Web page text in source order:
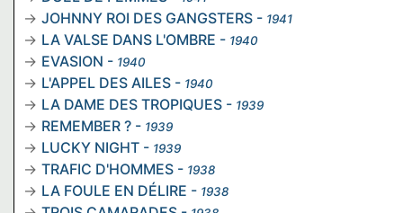
JOHNNY ROI DES GANGSTERS - 1941
LA VALSE DANS L'OMBRE - 1940
EVASION - 1940
L'APPEL DES AILES - 1940
LA DAME DES TROPIQUES - 1939
REMEMBER ? - 1939
LUCKY NIGHT - 1939
TRAFIC D'HOMMES - 1938
LA FOULE EN DÉLIRE - 1938